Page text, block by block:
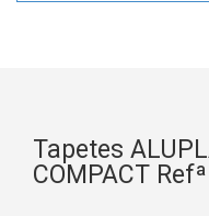
Tapetes
COMPACT